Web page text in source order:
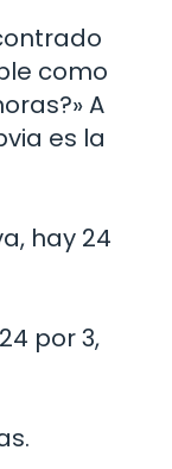
como
A
es la
hay 24
por 3,